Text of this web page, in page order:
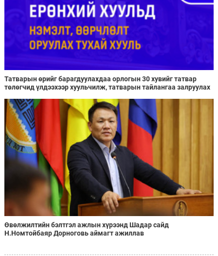
Татварын өрийг барагдуулахдаа орлогын 30 хувийг татвар
төлөгчид үлдээхээр хуульчилж, татварын тайлангаа залруулах
Өвөлжилтийн бэлтгэл ажлын хүрээнд Шадар сайд
Н.Номтойбаяр Дорноговь аймагт ажиллав